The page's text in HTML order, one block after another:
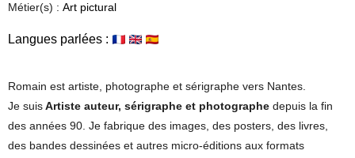
Métier(s) : Art pictural
Langues parlées :
Romain est artiste, photographe et sérigraphe vers Nantes.
Je suisArtiste auteur, sérigraphe et photographe depuis la fin
des années 90. Je fabrique des images, des posters, des livres,
des bandes dessinées et autres micro-éditions aux formats